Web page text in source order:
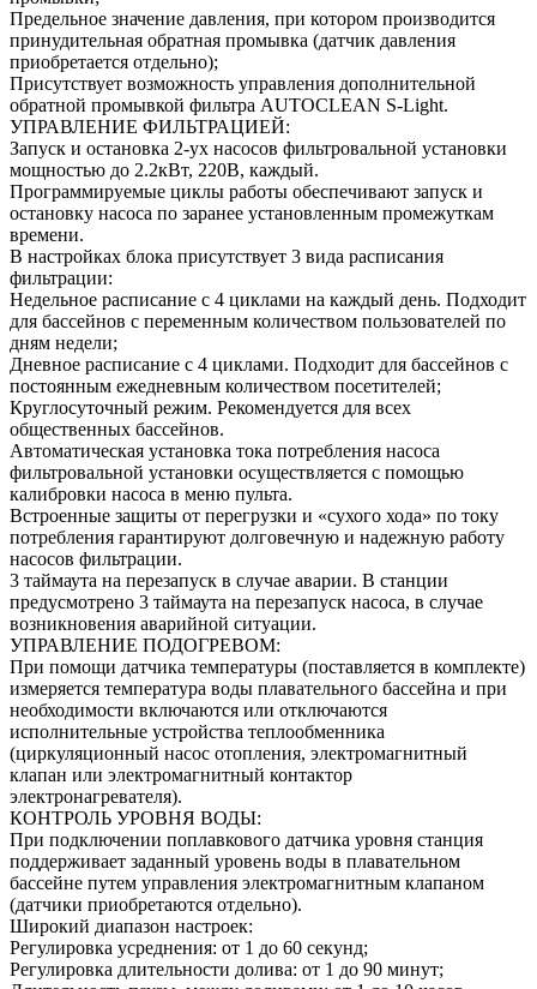
Предельное значение давления, при котором производится
принудительная обратная промывка (датчик давления
приобретается отдельно);
Присутствует возможность управления дополнительной
обратной промывкой фильтра AUTOCLEAN S-Light.
УПРАВЛЕНИЕ ФИЛЬТРАЦИЕЙ:
Запуск и остановка 2-ух насосов фильтровальной установки
мощностью до 2.2кВт, 220В, каждый.
Программируемые циклы работы обеспечивают запуск и
остановку насоса по заранее установленным промежуткам
времени.
В настройках блока присутствует 3 вида расписания
фильтрации:
Недельное расписание с 4 циклами на каждый день. Подходит
для бассейнов с переменным количеством пользователей по
дням недели;
Дневное расписание с 4 циклами. Подходит для бассейнов с
постоянным ежедневным количеством посетителей;
Круглосуточный режим. Рекомендуется для всех
общественных бассейнов.
Автоматическая установка тока потребления насоса
фильтровальной установки осуществляется с помощью
калибровки насоса в меню пульта.
Встроенные защиты от перегрузки и «сухого хода» по току
потребления гарантируют долговечную и надежную работу
насосов фильтрации.
3 таймаута на перезапуск в случае аварии. В станции
предусмотрено 3 таймаута на перезапуск насоса, в случае
возникновения аварийной ситуации.
УПРАВЛЕНИЕ ПОДОГРЕВОМ:
При помощи датчика температуры (поставляется в комплекте)
измеряется температура воды плавательного бассейна и при
необходимости включаются или отключаются
исполнительные устройства теплообменника
(циркуляционный насос отопления, электромагнитный
клапан или электромагнитный контактор
электронагревателя).
КОНТРОЛЬ УРОВНЯ ВОДЫ:
При подключении поплавкового датчика уровня станция
поддерживает заданный уровень воды в плавательном
бассейне путем управления электромагнитным клапаном
(датчики приобретаются отдельно).
Широкий диапазон настроек:
Регулировка усреднения: от 1 до 60 секунд;
Регулировка длительности долива: от 1 до 90 минут;